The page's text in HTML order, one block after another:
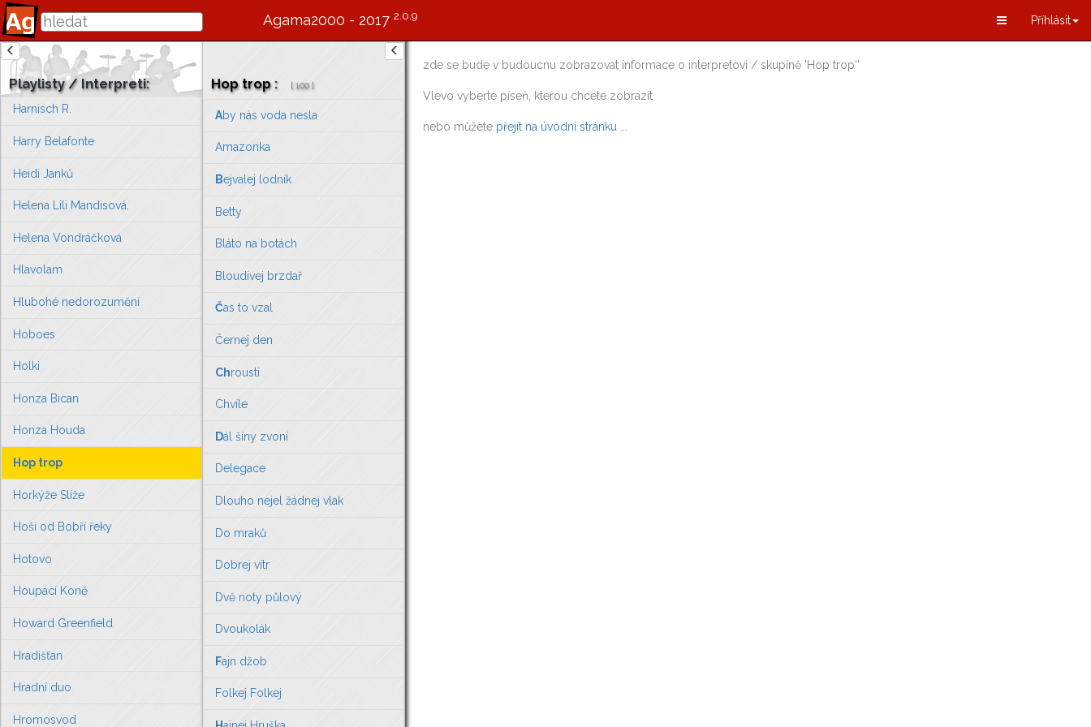
Agama2000 - 2017 2.0.9 Příhlásit
zde se bude v budoucnu zobrazovat informace o interpretovi / skupině 'Hop trop''
Vlevo vyberte píseň, kterou chcete zobrazit
nebo můžete přejít na úvodní stránku ...
Playlisty / Interpreti:
Hank Williams
Hans Albers
Harlej
Harnisch R.
Harry Belafonte
Heidi Janků
Helena Lili Mandisová.
Helena Vondráčková
Hlavolam
Hlubohé nedorozumění
Hoboes
Holki
Honza Bican
Honza Houda
Hop trop
Horkýže Slíže
Hoši od Bobří řeky
Hotovo
Houpací Koně
Howard Greenfield
Hradišťan
Hradní duo
Hromosvod
Hop trop : [ 100]
Aby nás voda nesla
Amazonka
Bejvalej lodník
Betty
Bláto na botách
Bloudivej brzdař
Čas to vzal
Černej den
Chrousti
Chvíle
Dál šíny zvoní
Delegace
Dlouho nejel žádnej vlak
Do mraků
Dobrej vítr
Dvě noty půlový
Dvoukolák
Fajn džob
Folkej Folkej